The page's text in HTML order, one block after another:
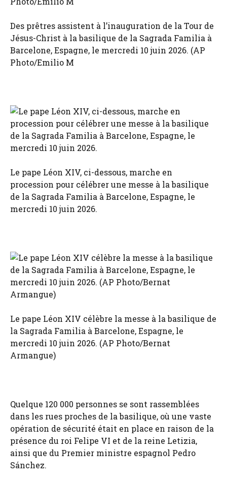
Des prêtres assistent à l’inauguration de la Tour de
Jésus-Christ à la basilique de la Sagrada Familia à
Barcelone, Espagne, le mercredi 10 juin 2026. (AP
Photo/Emilio M
Le pape Léon XIV, ci-dessous, marche en
procession pour célébrer une messe à la basilique
de la Sagrada Familia à Barcelone, Espagne, le
mercredi 10 juin 2026.
Le pape Léon XIV célèbre la messe à la basilique de
la Sagrada Familia à Barcelone, Espagne, le
mercredi 10 juin 2026. (AP Photo/Bernat
Armangue)
Quelque 120 000 personnes se sont rassemblées
dans les rues proches de la basilique, où une vaste
opération de sécurité était en place en raison de la
présence du roi Felipe VI et de la reine Letizia,
ainsi que du Premier ministre espagnol Pedro
Sánchez.